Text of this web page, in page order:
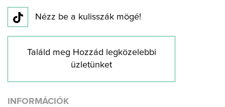
Nézz be a kulisszák mögé!
Találd meg Hozzád legközelebbi
üzletünket
INFORMÁCIÓK